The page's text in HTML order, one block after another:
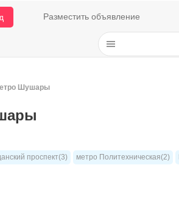
Разместить объявление
Шушары
проспект(3) метро Политехническая(2)